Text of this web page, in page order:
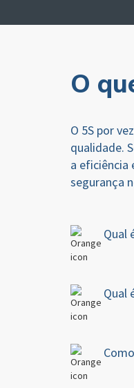
O
O 5S por
qualidade.
a eficiência
segurança
Qual
Qual